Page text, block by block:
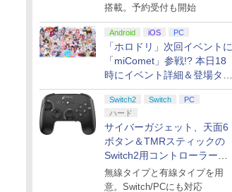
搭載。予約受付も開始
Android iOS PC
「ホロドリ」次回イベントに
「miComet」参戦!? 本日18
時にイベント詳細＆登場タレ
ント公開
Switch2 Switch
PC
ハード
サイバーガジェット、天面6
ボタン＆TMRスティックの
Switch2用コントローラーを9
月下旬発売！
無線タイプと有線タイプを用
意。Switch/PCにも対応